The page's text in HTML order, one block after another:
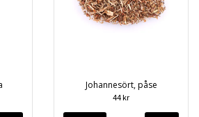
Johannesört, påse
44 kr